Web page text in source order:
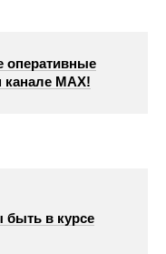
оперативные
канале МАХ!
быть в курсе